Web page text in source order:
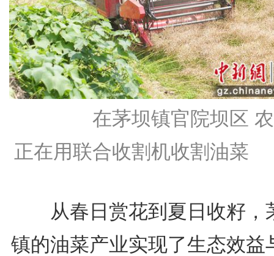
在茅坝镇官院坝区 农
正在用联合收割机收割油菜
从春日赏花到夏日收籽，
镇的油菜产业实现了生态效益